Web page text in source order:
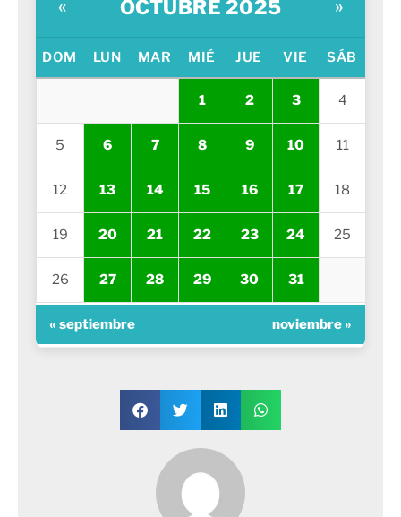
« OCTUBRE 2025 »
DOM LUN MAR MIÉ JUE VIE SÁB
1 2 3 4
5 6 7 8 9 10 11
12 13 14 15 16 17 18
19 20 21 22 23 24 25
26 27 28 29 30 31
« septiembre noviembre »